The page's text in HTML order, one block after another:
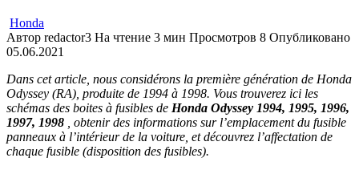
Honda
Автор redactor3 На чтение 3 мин Просмотров 8 Опубликовано
05.06.2021
Dans cet article, nous considérons la première génération de Honda
Odyssey (RA), produite de 1994 à 1998. Vous trouverez ici les
schémas des boites à fusibles de Honda Odyssey 1994, 1995, 1996,
1997, 1998 , obtenir des informations sur l’emplacement du fusible
panneaux à l’intérieur de la voiture, et découvrez l’affectation de
chaque fusible (disposition des fusibles).